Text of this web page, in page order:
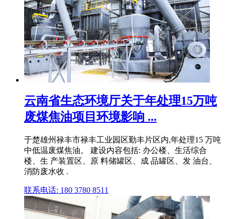
云南省生态环境厅关于年处理15万吨
废煤焦油项目环境影响 ...
于楚雄州禄丰市禄丰工业园区勤丰片区内,年处理15 万吨
中低温废煤焦油。 建设内容包括: 办公楼、生活综合
楼、生 产装置区、原 料储罐区、成 品罐区、发 油台、
消防废水收 .
联系电话: 180 3780 8511